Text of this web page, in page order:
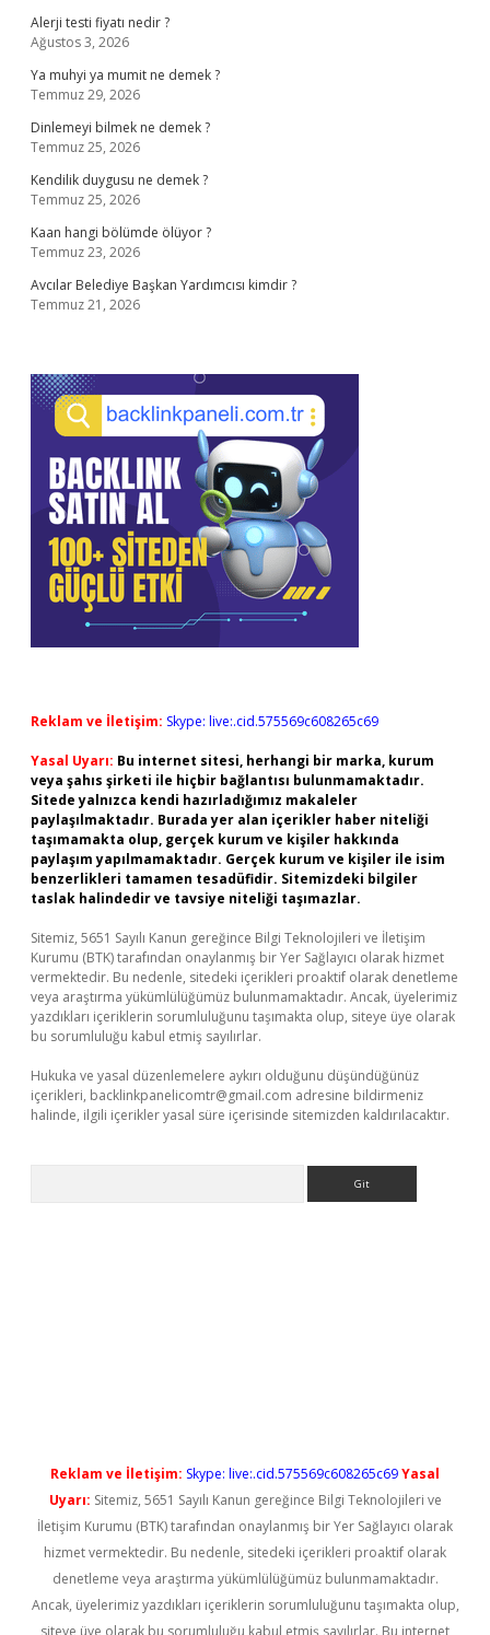
Alerji testi fiyatı nedir ?
Ağustos 3, 2026
Ya muhyi ya mumit ne demek ?
Temmuz 29, 2026
Dinlemeyi bilmek ne demek ?
Temmuz 25, 2026
Kendilik duygusu ne demek ?
Temmuz 25, 2026
Kaan hangi bölümde ölüyor ?
Temmuz 23, 2026
Avcılar Belediye Başkan Yardımcısı kimdir ?
Temmuz 21, 2026
Reklam ve İletişim: Skype: live:.cid.575569c608265c69
Yasal Uyarı: Bu internet sitesi, herhangi bir marka, kurum
veya şahıs şirketi ile hiçbir bağlantısı bulunmamaktadır.
Sitede yalnızca kendi hazırladığımız makaleler
paylaşılmaktadır. Burada yer alan içerikler haber niteliği
taşımamakta olup, gerçek kurum ve kişiler hakkında
paylaşım yapılmamaktadır. Gerçek kurum ve kişiler ile isim
benzerlikleri tamamen tesadüfidir. Sitemizdeki bilgiler
taslak halindedir ve tavsiye niteliği taşımazlar.
Sitemiz, 5651 Sayılı Kanun gereğince Bilgi Teknolojileri ve İletişim
Kurumu (BTK) tarafından onaylanmış bir Yer Sağlayıcı olarak hizmet
vermektedir. Bu nedenle, sitedeki içerikleri proaktif olarak denetleme
veya araştırma yükümlülüğümüz bulunmamaktadır. Ancak, üyelerimiz
yazdıkları içeriklerin sorumluluğunu taşımakta olup, siteye üye olarak
bu sorumluluğu kabul etmiş sayılırlar.
Hukuka ve yasal düzenlemelere aykırı olduğunu düşündüğünüz
içerikleri, backlinkpanelicomtr@gmail.com adresine bildirmeniz
halinde, ilgili içerikler yasal süre içerisinde sitemizden kaldırılacaktır.
Reklam ve İletişim: Skype: live:.cid.575569c608265c69Yasal
Uyarı: Sitemiz, 5651 Sayılı Kanun gereğince Bilgi Teknolojileri ve
İletişim Kurumu (BTK) tarafından onaylanmış bir Yer Sağlayıcı olarak
hizmet vermektedir. Bu nedenle, sitedeki içerikleri proaktif olarak
denetleme veya araştırma yükümlülüğümüz bulunmamaktadır.
Ancak, üyelerimiz yazdıkları içeriklerin sorumluluğunu taşımakta olup,
siteye üye olarak bu sorumluluğu kabul etmiş sayılırlar. Bu internet